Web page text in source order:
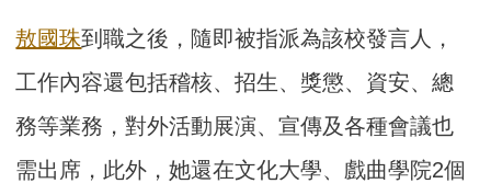
敖國珠到職之後，隨即被指派為該校發言人，
工作內容還包括稽核、招生、獎懲、資安、總
務等業務，對外活動展演、宣傳及各種會議也
需出席，此外，她還在文化大學、戲曲學院2個